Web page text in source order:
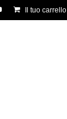
Il tuo carrello